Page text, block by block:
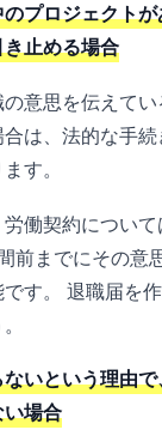
プロジェクト
止める場合
意思を伝えてい
は、法的な手
す。
働契約につい
前までにその意
す。 退職届を
ないという理由
い場合